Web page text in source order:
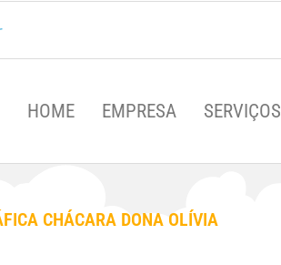
HOME EMPRESA SERVIÇOS
CHÁCARA DONA OLÍVIA